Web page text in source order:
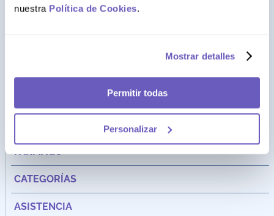
nuestra Política de Cookies.
Mostrar detalles
Permitir todas
Personalizar
Av. Santa Cecilia Nro. 265 Ate - Lima, Perú
FARMAGO
CATEGORÍAS
ASISTENCIA